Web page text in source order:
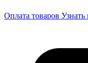
Оплата товаров